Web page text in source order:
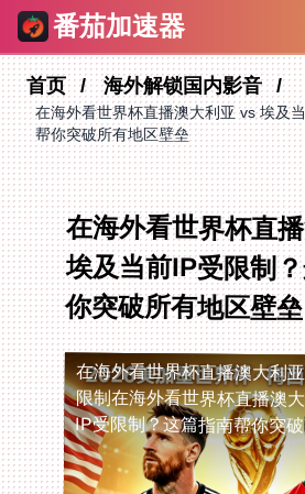
番茄加速器
首页 海外解锁国内影音
在海外看世界杯直播澳大利亚 vs 埃及
帮你突破所有地区壁垒
在海外看世界杯直
埃及当前IP受限制
你突破所有地区壁垒
在海外看世界杯直播澳大利
限制在海外看世界杯直播澳
IP受限制？这篇指南帮你突